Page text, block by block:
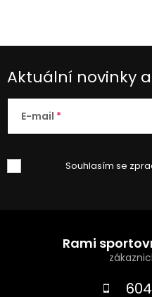
Aktuální novinky
E-mail
Souhlasím se
Rami